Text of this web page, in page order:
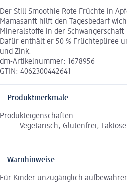
Der Still Smoothie Rote Früchte in
Mamasanft hilft den Tagesbedarf
Mineralstoffe in der
Dafür enthält er 50 % Früchtepüree
und Zink.
dm-Artikelnummer: 1678956
GTIN: 4062300442641
Produktmerkmale
Produkteigenschaften:
Vegetarisch, Glutenfrei,
Warnhinweise
Für Kinder unzugänglich